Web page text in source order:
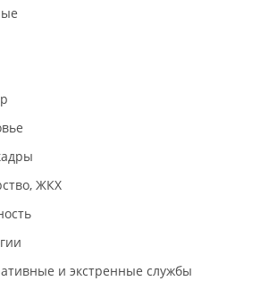
всегда на связи в дороге,
ЖКХ
и экстренные службы